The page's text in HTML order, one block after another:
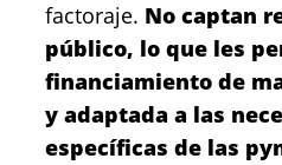
factoraje. No captan
público, lo que les
financiamiento de
y adaptada a las
específicas de las